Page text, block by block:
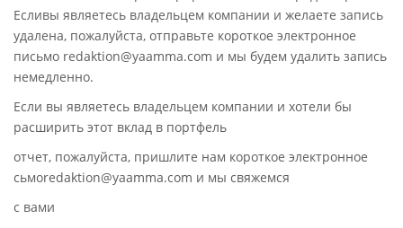
Есливы являетесь владельцем компании и желаете запись
удалена, пожалуйста, отправьте короткое электронное
письмо redaktion@yaamma.com и мы будем удалить запись
немедленно.
Если вы являетесь владельцем компании и хотели бы
расширить этот вклад в портфель
отчет, пожалуйста, пришлите нам короткое электронное
сьмоredaktion@yaamma.com и мы свяжемся
с вами